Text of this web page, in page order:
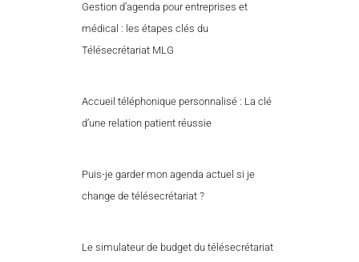
Gestion d’agenda pour entreprises et
médical : les étapes clés du
Télésecrétariat MLG
Accueil téléphonique personnalisé : La clé
d’une relation patient réussie
Puis-je garder mon agenda actuel si je
change de télésecrétariat ?
Le simulateur de budget du télésecrétariat